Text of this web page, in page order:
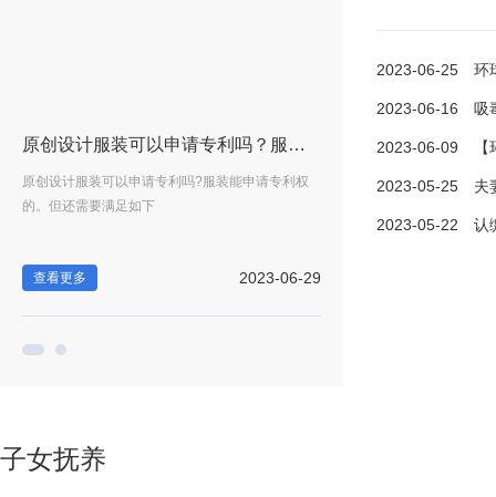
原创设计服装可以申请专利吗？服装申请外观专利有用吗？_今日快看
原创设计服装可以申请专利吗?服装能申请专利权
的。但还需要满足如下
查看更多 2023-06-29
一、如何查看售楼广告客户
2023-06-25 环球速讯
2023-06-16 吸毒案
2023-06-09 【环
2023-05-25 夫妻一
2023-05-22 认缴
子女抚养